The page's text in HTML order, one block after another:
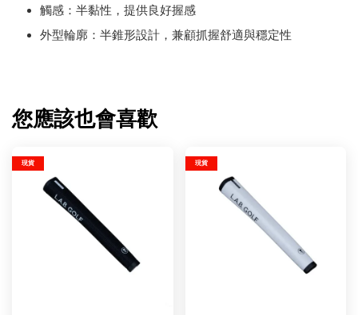
觸感：半黏性，提供良好握感
外型輪廓：半錐形設計，兼顧抓握舒適與穩定性
您應該也會喜歡
現貨 現貨